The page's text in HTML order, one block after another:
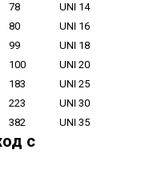
78
UNI 14
80
UNI 16
99
UNI 18
100
UNI 20
183
UNI 25
223
UNI 30
382 UNI 35
с